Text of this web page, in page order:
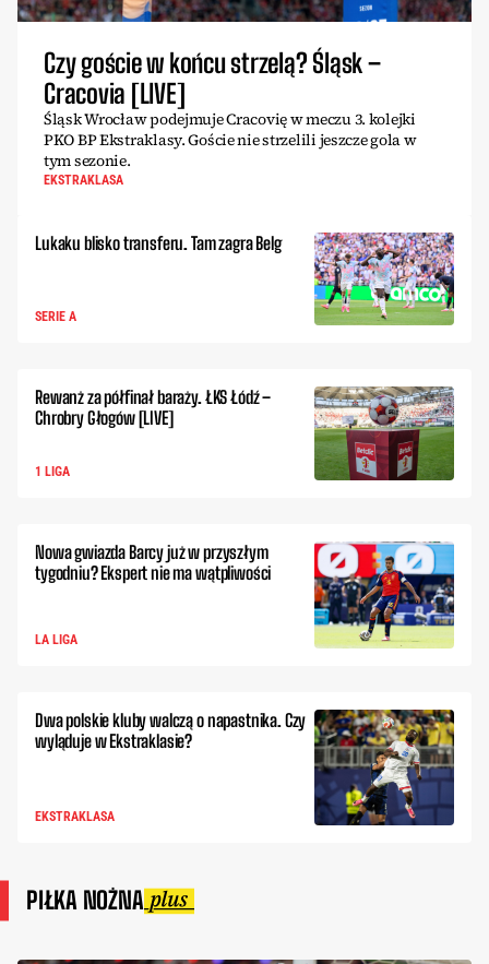
Czy goście w końcu strzelą? Śląsk –
Cracovia [LIVE]
Śląsk Wrocław podejmuje Cracovię w meczu 3. kolejki
PKO BP Ekstraklasy. Goście nie strzelili jeszcze gola w
tym sezonie.
EKSTRAKLASA
Lukaku blisko transferu. Tam zagra Belg
SERIE A
Rewanż za półfinał baraży. ŁKS Łódź –
Chrobry Głogów [LIVE]
1 LIGA
Nowa gwiazda Barcy już w przyszłym
tygodniu? Ekspert nie ma wątpliwości
LA LIGA
Dwa polskie kluby walczą o napastnika. Czy
wyląduje w Ekstraklasie?
EKSTRAKLASA
PIŁKA NOŻNA